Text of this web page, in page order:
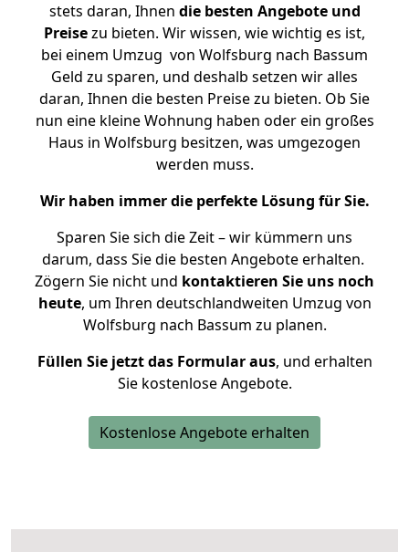
stets daran, Ihnen die besten Angebote und
Preisezu bieten. Wir wissen, wie wichtig es ist,
bei einem Umzug von Wolfsburg nach Bassum
Geld zu sparen, und deshalb setzen wir alles
daran, Ihnen die besten Preise zu bieten. Ob Sie
nun eine kleine Wohnung haben oder ein großes
Haus in Wolfsburg besitzen, was umgezogen
werden muss.
Wir haben immer die perfekte Lösung für Sie.
Sparen Sie sich die Zeit – wir kümmern uns
darum, dass Sie die besten Angebote erhalten.
Zögern Sie nicht und kontaktieren Sie uns noch
heute, um Ihren deutschlandweiten Umzug von
Wolfsburg nach Bassum zu planen.
Füllen Sie jetzt das Formular aus, und erhalten
Sie kostenlose Angebote.
Kostenlose Angebote erhalten